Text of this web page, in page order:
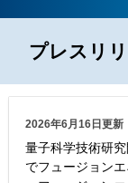
プレスリ
2026年6月16日更新
量子科学技術研
でフュージョン